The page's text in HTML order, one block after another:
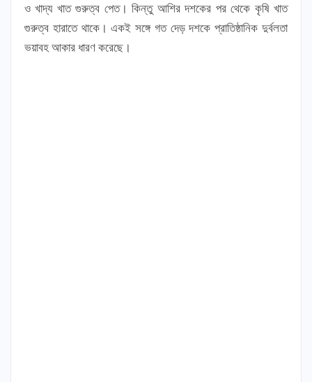
ও খাদ্য খাত গুরুত্ব পেত। কিন্তু আশির দশকের পর থেকে কৃষি খাত
গুরুত্ব হারাতে থাকে। একই সঙ্গে গত দেড় দশকে প্রাতিষ্ঠানিক দুর্বলতা
ভয়াবহ আকার ধারণ করেছে।